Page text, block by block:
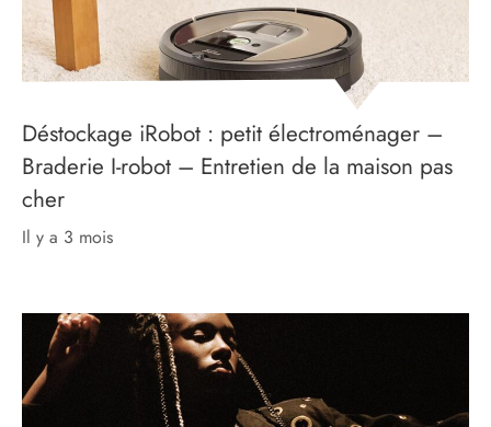
Déstockage iRobot : petit électroménager –
Braderie I-robot – Entretien de la maison pas
cher
il y a 3 mois